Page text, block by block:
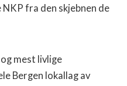
fra den skjebnen de
mest livlige
Bergen lokallag av